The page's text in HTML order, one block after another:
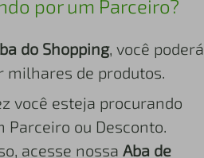
por um Parceiro?
do Shopping, você poderá
milhares de produtos.
você esteja procurando
Parceiro ou Desconto.
acesse nossa Aba de